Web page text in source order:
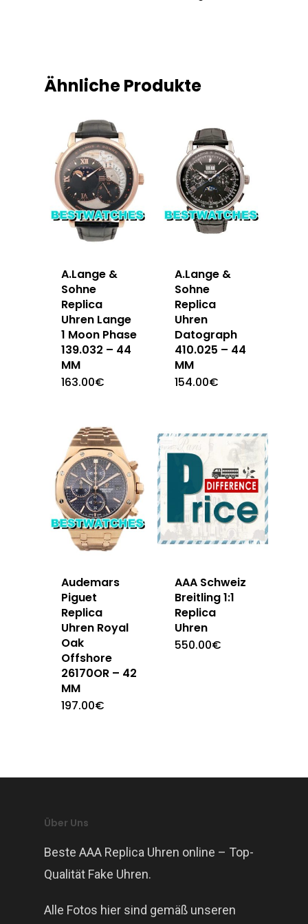
Ähnliche Produkte
A.Lange &
Sohne
Replica
Uhren Lange
1 Moon Phase
139.032 – 44
MM
163.00€
A.Lange &
Sohne
Replica
Uhren
Datograph
410.025 – 44
MM
154.00€
Audemars
Piguet
Replica
Uhren Royal
Oak
Offshore
26170OR – 42
MM
197.00€
AAA Schweiz
Breitling 1:1
Replica
Uhren
550.00€
Über Uns
Beste AAA Replica Uhren online – Top-
Qualität Fake Uhren.
Alle Fotos hier sind gemäß unseren